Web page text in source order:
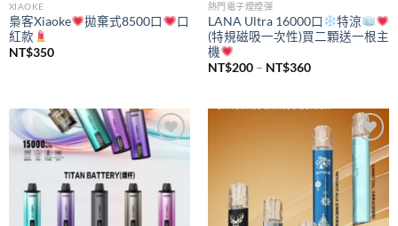
XIAOKE
梟客Xiaoke 拋棄式8500口
口
紅款
NT$350
熱門電子煙煙彈
LANA Ultra 16000口
特涼
(特規磁吸一次性)買二顆送一根主
機
NT$200 – NT$360價
NT$200
到
NT$360
Add to
Add to
wishlist